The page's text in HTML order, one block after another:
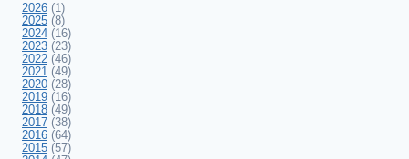
2026 (1)
2025 (8)
2024 (16)
2023 (23)
2022 (46)
2021 (49)
2020 (28)
2019 (16)
2018 (49)
2017 (38)
2016 (64)
2015 (57)